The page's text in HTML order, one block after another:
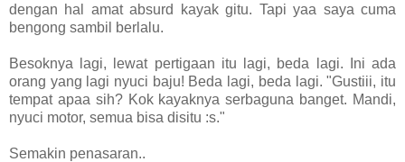
dengan hal amat absurd kayak gitu. Tapi yaa saya cuma
bengong sambil berlalu.
Besoknya lagi, lewat pertigaan itu lagi, beda lagi. Ini ada
orang yang lagi nyuci baju! Beda lagi, beda lagi. "Gustiii, itu
tempat apaa sih? Kok kayaknya serbaguna banget. Mandi,
nyuci motor, semua bisa disitu :s."
Semakin penasaran..